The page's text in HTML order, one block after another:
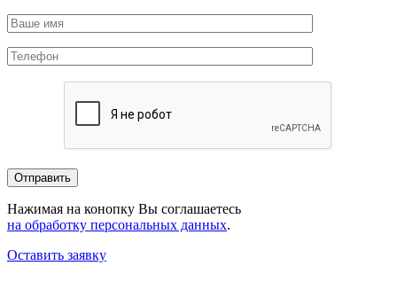
Нажимая на конопку Вы соглашаетесь
на обработку персональных данных.
Оставить заявку